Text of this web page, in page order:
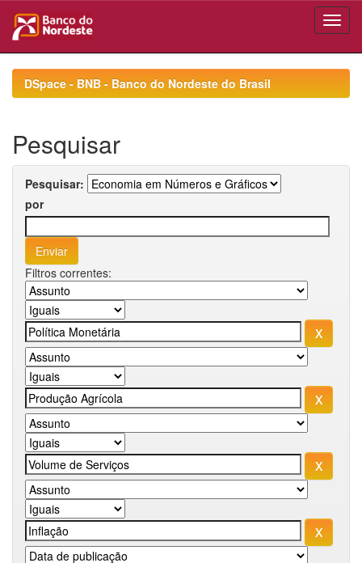
navigationDSpace - BNB - Banco do Nordeste do Brasil
Pesquisar
Pesquisar:
por
Filtros correntes: